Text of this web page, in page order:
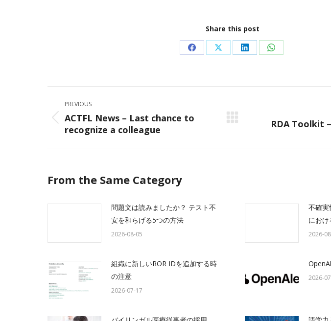
Share this post
Share
Facebook
Share
X
Share
LinkedIn
Share
WhatsApp
navigation
PREVIOUS
Previous
post:
ACTFL News – Last chance to
recognize a colleague
RDA Toolkit
From the Same Category
問題文は読みましたか？ テスト不
安を和らげる5つの方法
2026-08-05
不確実
にお
2026-
組織に新しいROR IDを追加する時
の注意
2026-07-17
2026-